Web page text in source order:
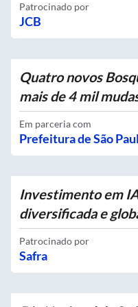
Patrocinado por
JCB
Quatro novos
mais de 4 mil
Em parceria com
Prefeitura de São
Investimento em
diversificada e
Patrocinado por
Safra